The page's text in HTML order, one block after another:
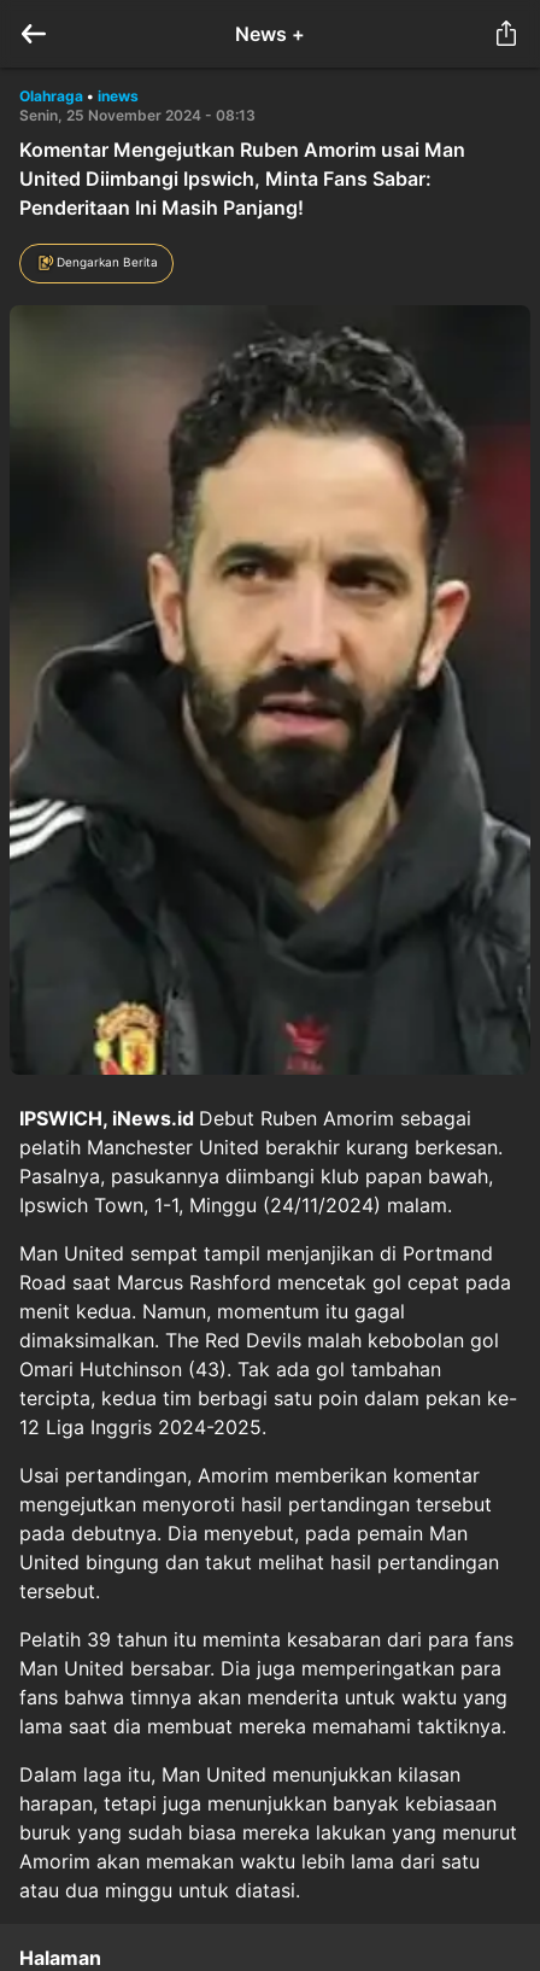
News +
Olahraga • inews
Senin, 25 November 2024 - 08:13
Komentar Mengejutkan Ruben Amorim usai Man
United Diimbangi Ipswich, Minta Fans Sabar:
Penderitaan Ini Masih Panjang!
Dengarkan Berita
IPSWICH, iNews.id Debut Ruben Amorim sebagai
pelatih Manchester United berakhir kurang berkesan.
Pasalnya, pasukannya diimbangi klub papan bawah,
Ipswich Town, 1-1, Minggu (24/11/2024) malam.
Man United sempat tampil menjanjikan di Portmand
Road saat Marcus Rashford mencetak gol cepat pada
menit kedua. Namun, momentum itu gagal
dimaksimalkan. The Red Devils malah kebobolan gol
Omari Hutchinson (43). Tak ada gol tambahan
tercipta, kedua tim berbagi satu poin dalam pekan ke-
12 Liga Inggris 2024-2025.
Usai pertandingan, Amorim memberikan komentar
mengejutkan menyoroti hasil pertandingan tersebut
pada debutnya. Dia menyebut, pada pemain Man
United bingung dan takut melihat hasil pertandingan
tersebut.
Pelatih 39 tahun itu meminta kesabaran dari para fans
Man United bersabar. Dia juga memperingatkan para
fans bahwa timnya akan menderita untuk waktu yang
lama saat dia membuat mereka memahami taktiknya.
Dalam laga itu, Man United menunjukkan kilasan
harapan, tetapi juga menunjukkan banyak kebiasaan
buruk yang sudah biasa mereka lakukan yang menurut
Amorim akan memakan waktu lebih lama dari satu
atau dua minggu untuk diatasi.
Halaman